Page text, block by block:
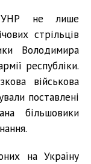
УНР не лише
стрільців
Володимира
республіки.
військова
поставлені
більшовики
на Україну